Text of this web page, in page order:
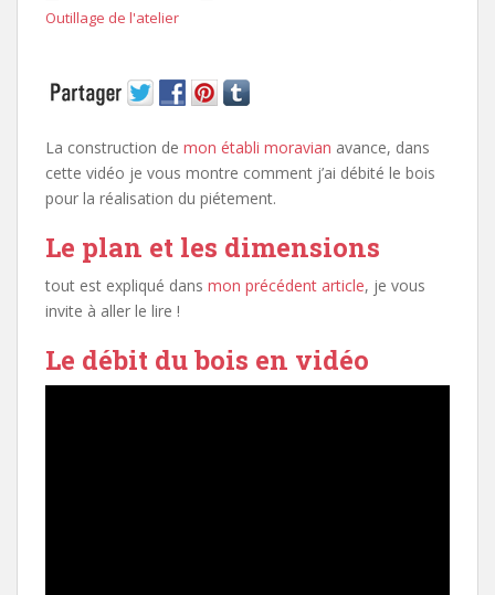
Outillage de l'atelier
La construction de mon établi moravian avance, dans
cette vidéo je vous montre comment j’ai débité le bois
pour la réalisation du piétement.
Le plan et les dimensions
tout est expliqué dans mon précédent article, je vous
invite à aller le lire !
Le débit du bois en vidéo